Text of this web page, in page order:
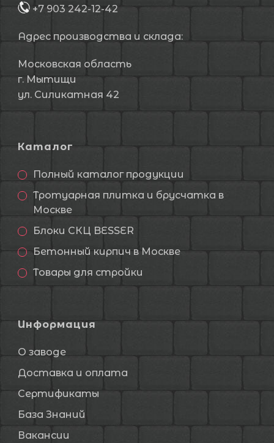
+7 903 242-12-42
Адрес производства и склада:
Московская область
г. Мытищи
ул. Силикатная 42
Каталог
Полный каталог продукции
Тротуарная плитка и брусчатка в
Москве
Блоки СКЦ BESSER
Бетонный кирпич в Москве
Товары для стройки
Информация
О заводе
Доставка и оплата
Сертификаты
База Знаний
Вакансии